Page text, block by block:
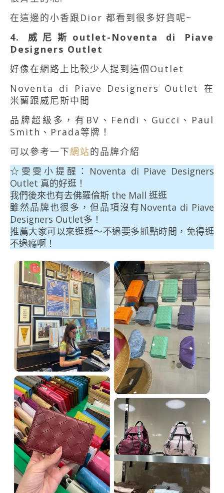
在這邊的小香跟Dior 都看到很多好貨呢~
4. 威尼斯outlet-Noventa di Piave
Designers Outlet
好像在網路上比較少人提到這個Outlet
Noventa di Piave Designers Outlet 在
米蘭跟威尼斯中間
品牌超級多，有BV、Fendi、Gucci、Paul
Smith、Prada等牌！
可以參考一下網站的品牌介紹
☆雯雯小提醒：Noventa di Piave Designers
Outlet 真的好逛！
我們後來也有去佛羅倫斯 the Mall 逛逛
雖然品牌也很多，但品項沒有Noventa di Piave
Designers Outlet多！
推薦大家可以來逛逛～不過要多抓點時間，免得逛
不過癮啊！